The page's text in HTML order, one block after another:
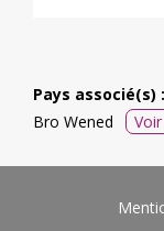
Pays associé(s) :
Bro Wened